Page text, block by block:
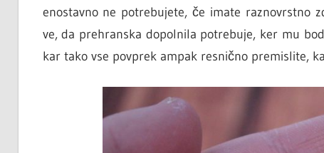
enostavno ne potrebujete, če imate raznovrstno
ve, da prehranska dopolnila potrebuje, ker mu
kar tako vse povprek ampak resnično premislite,